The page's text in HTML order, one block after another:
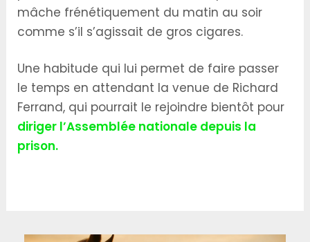
mâche frénétiquement du matin au soir
comme s’il s’agissait de gros cigares.
Une habitude qui lui permet de faire passer
le temps en attendant la venue de Richard
Ferrand, qui pourrait le rejoindre bientôt pour
diriger l’Assemblée nationale depuis la
prison.